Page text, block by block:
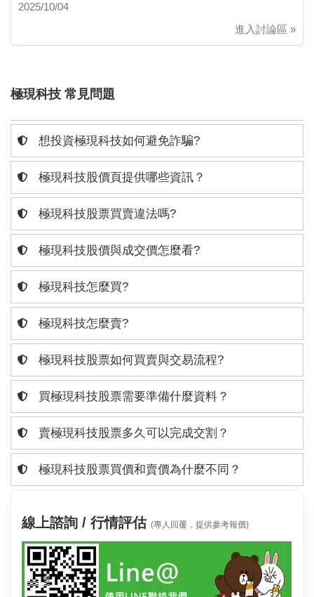
2025/10/04
進入討論區 »
極現科技 常見問題
想投資極現科技如何避免詐騙?
極現科技股價頁提供哪些資訊？
極現科技股票買賣違法嗎?
極現科技股價與成交價怎麼看?
極現科技怎麼買?
極現科技怎麼賣?
極現科技股票如何買賣與交易流程?
買極現科技股票需要準備什麼資料？
賣極現科技股票多久可以完成交割？
極現科技股票買價和賣價為什麼不同？
線上諮詢 / 行情評估 (專人回覆，提供參考報價)